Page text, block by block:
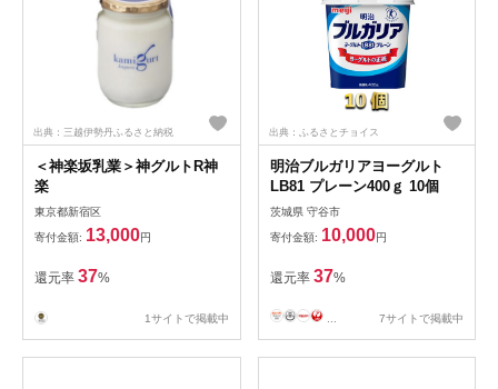
出典：三越伊勢丹ふるさと納税
＜神楽坂乳業＞神グルトR神
楽
東京都新宿区
寄付金額: 13,000円
還元率 37%
1サイトで掲載中
出典：ふるさとチョイス
明治ブルガリアヨーグルト
LB81 プレーン400ｇ 10個
茨城県 守谷市
寄付金額: 10,000円
還元率 37%
7サイトで掲載中